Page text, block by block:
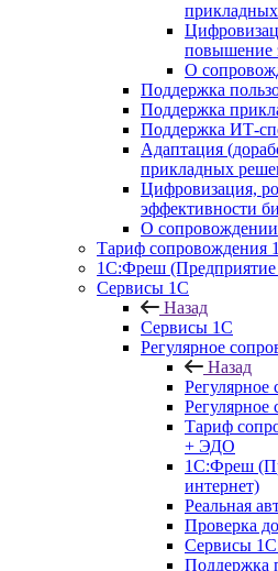
повышение
О
Поддержка
Поддержка
Поддержка ИТ-
Адаптация
прикладных
Цифровизация,
эффективности
О сопровождении
Тариф сопровождения
1С:Фреш (Предприятие
Сервисы 1С
Назад
Сервисы 1С
Регулярное
Назад
Тариф
+ ЭДО
1С:Фреш
интернет)
Реальная
Проверка
Сервисы
Поддержка